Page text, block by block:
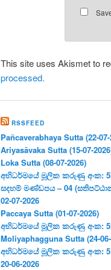
This site uses Akismet to
processed.
RSSFEED
Pañcaverabhaya Sutta (22-
Ariyasāvaka Sutta (15-07-
Loka Sutta (08-07-2026)
අභිධර්මයේ මූලික කරුණු අංක: 53
සදහම් මණ්ඩපය – 04
02-07-2026
Paccaya Sutta (01-07-2026)
අභිධර්මයේ මූලික කරුණු අංක: 52
Moliyaphagguna Sutta (24-
අභිධර්මයේ මූලික කරුණු අංක:
20-06-2026